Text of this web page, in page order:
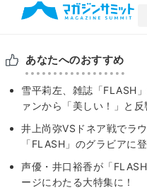
あなたへのおすすめ
雪平莉左、雑誌「FLASH
ァンから「美しい！」と反
井上尚弥VSドネア戦でラ
「FLASH」のグラビアに登
声優・井口裕香が「
ージにわたる大特集に！